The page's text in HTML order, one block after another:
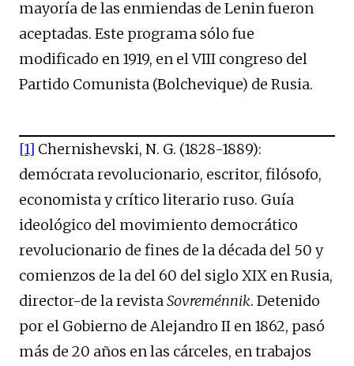
mayoría de las enmiendas de Lenin fueron
aceptadas. Este programa sólo fue
modificado en 1919, en el VIII congreso del
Partido Comunista (Bolchevique) de Rusia.
[1] Chernishevski, N. G. (1828-1889):
demócrata revolucionario, escritor, filósofo,
economista y crítico literario ruso. Guía
ideológico del movimiento democrático
revolucionario de fines de la década del 50 y
comienzos de la del 60 del siglo XIX en Rusia,
director-de la revistaSovreménnik. Detenido
por el Gobierno de Alejandro II en 1862, pasó
más de 20 años en las cárceles, en trabajos